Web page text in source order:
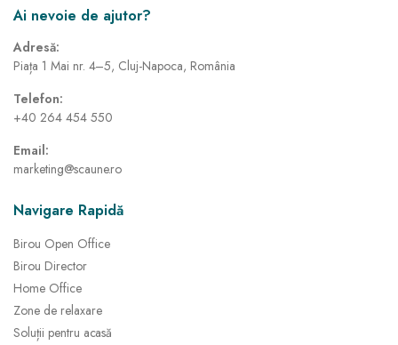
Ai nevoie de ajutor?
Adresă:
Piața 1 Mai nr. 4–5, Cluj-Napoca, România
Telefon:
+40 264 454 550
Email:
marketing@scaune.ro
Navigare Rapidă
Birou Open Office
Birou Director
Home Office
Zone de relaxare
Soluții pentru acasă